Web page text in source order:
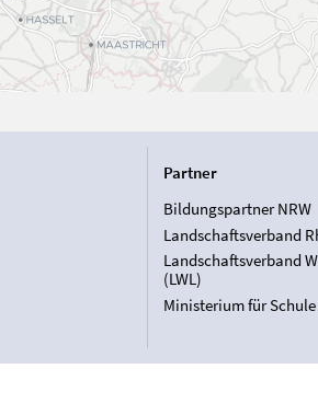
Partner
Bildungspartner NRW
Landschaftsverband
Landschaftsverband
(LWL)
Ministerium für